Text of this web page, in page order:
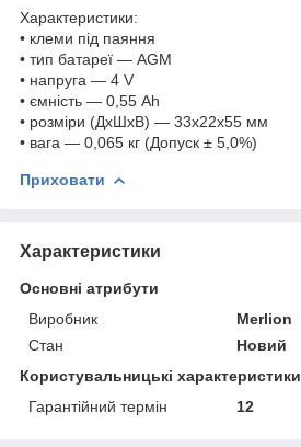
Характеристики:
• клеми під паяння
• тип батареї — AGM
• напруга — 4 V
• ємність — 0,55 Ah
• розміри (ДхШхВ) — 33x22x55 мм
• вага — 0,065 кг (Допуск ± 5,0%)
Приховати
Характеристики
Основні атрибути
Виробник
Merlion
Стан
Новий
Користувальницькі характеристики
Гарантійний термін
12